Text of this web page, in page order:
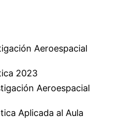
Aeroespacial
2023
Aeroespacial
Aplicada al Aula